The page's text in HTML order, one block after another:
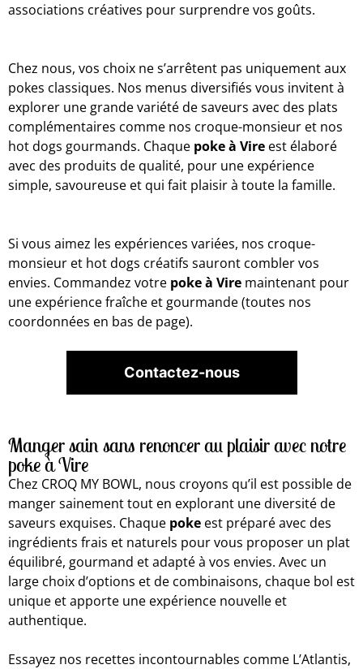
associations créatives pour surprendre vos goûts.
Chez nous, vos choix ne s’arrêtent pas uniquement aux
pokes classiques. Nos menus diversifiés vous invitent à
explorer une grande variété de saveurs avec des plats
complémentaires comme nos croque-monsieur et nos
hot dogs gourmands. Chaque pokeà Vire est élaboré
avec des produits de qualité, pour une expérience
simple, savoureuse et qui fait plaisir à toute la famille.
Si vous aimez les expériences variées, nos croque-
monsieur et hot dogs créatifs sauront combler vos
envies. Commandez votre poke à Vire maintenant pour
une expérience fraîche et gourmande (toutes nos
coordonnées en bas de page).
Contactez-nous
Manger sain sans renoncer au plaisir avec notre
poke à Vire
Chez CROQ MY BOWL, nous croyons qu’il est possible de
manger sainement tout en explorant une diversité de
saveurs exquises. Chaque poke est préparé avec des
ingrédients frais et naturels pour vous proposer un plat
équilibré, gourmand et adapté à vos envies. Avec un
large choix d’options et de combinaisons, chaque bol est
unique et apporte une expérience nouvelle et
authentique.
Essayez nos recettes incontournables comme L’Atlantis,